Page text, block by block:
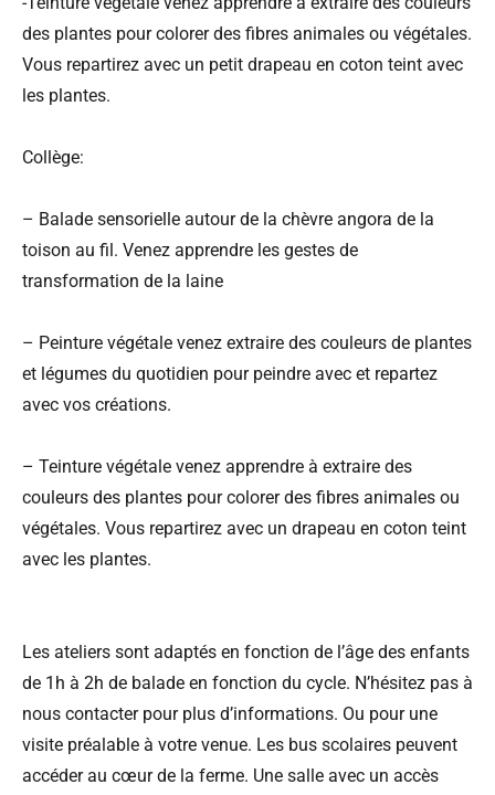
des plantes pour colorer des fibres animales ou végétales.
Vous repartirez avec un petit drapeau en coton teint avec
les plantes.
Collège:
– Balade sensorielle autour de la chèvre angora de la
toison au fil. Venez apprendre les gestes de
transformation de la laine
– Peinture végétale venez extraire des couleurs de plantes
et légumes du quotidien pour peindre avec et repartez
avec vos créations.
– Teinture végétale venez apprendre à extraire des
couleurs des plantes pour colorer des fibres animales ou
végétales. Vous repartirez avec un drapeau en coton teint
avec les plantes.
Les ateliers sont adaptés en fonction de l’âge des enfants
de 1h à 2h de balade en fonction du cycle. N’hésitez pas à
nous contacter pour plus d’informations. Ou pour une
visite préalable à votre venue. Les bus scolaires peuvent
accéder au cœur de la ferme. Une salle avec un accès